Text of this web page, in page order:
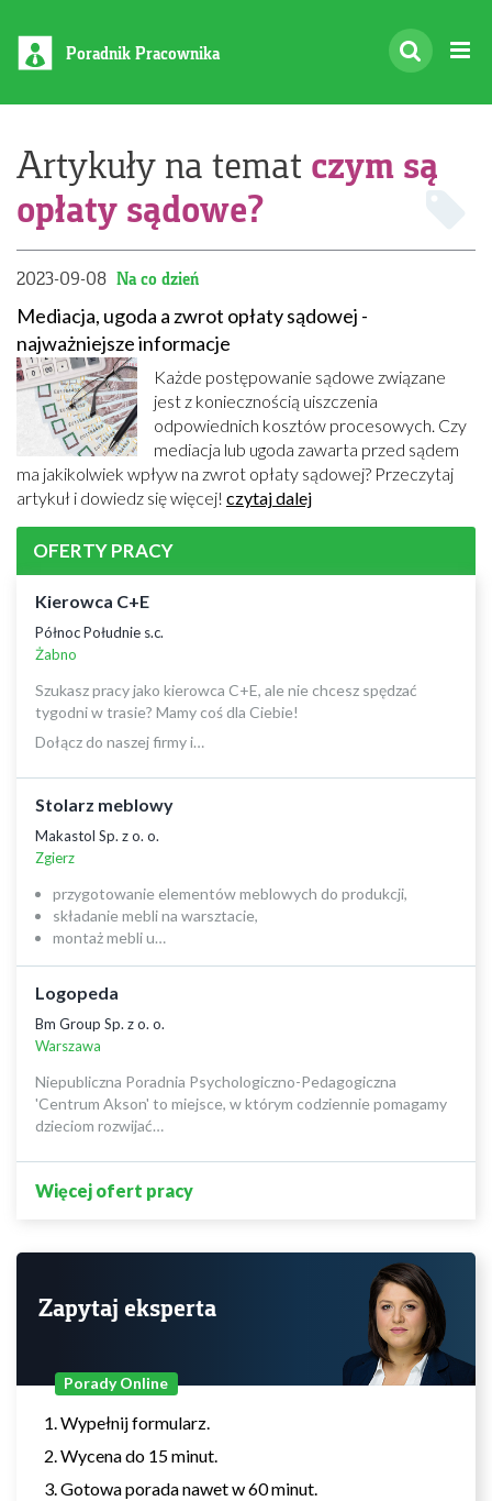
Poradnik Pracownika
Artykuły na temat czym są
opłaty sądowe?
2023-09-08 Na co dzień
Mediacja, ugoda a zwrot opłaty sądowej -
najważniejsze informacje
Każde postępowanie sądowe związane
jest z koniecznością uiszczenia
odpowiednich kosztów procesowych. Czy
mediacja lub ugoda zawarta przed sądem
ma jakikolwiek wpływ na zwrot opłaty sądowej? Przeczytaj
artykuł i dowiedz się więcej! czytaj dalej
OFERTY PRACY
Kierowca C+E
Północ Południe s.c.
Żabno
Szukasz pracy jako kierowca C+E, ale nie chcesz spędzać
tygodni w trasie? Mamy coś dla Ciebie!
Dołącz do naszej firmy i…
Stolarz meblowy
Makastol Sp. z o. o.
Zgierz
przygotowanie elementów meblowych do produkcji,
składanie mebli na warsztacie,
montaż mebli u…
Logopeda
Bm Group Sp. z o. o.
Warszawa
Niepubliczna Poradnia Psychologiczno-Pedagogiczna
'Centrum Akson' to miejsce, w którym codziennie pomagamy
dzieciom rozwijać…
Więcej ofert pracy
Zapytaj eksperta
Porady Online
Wypełnij formularz.
Wycena do 15 minut.
Gotowa porada nawet w 60 minut.